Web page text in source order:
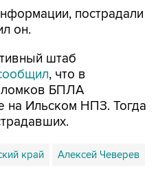
пострадали
он.
штаб
, что в
БПЛА
на Ильском НПЗ. Тогда
край Алексей Чеверев